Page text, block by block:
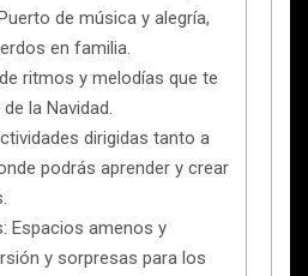
de música y alegría,
en familia.
ritmos y melodías que te
la Navidad.
dirigidas tanto a
podrás aprender y crear
Espacios amenos y
y sorpresas para los